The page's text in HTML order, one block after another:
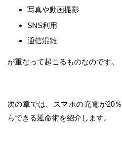
写真や動画撮影
SNS利用
通信混雑
が重なって起こるものなのです。
次の章では、スマホの充電が20
らできる延命術を紹介します。